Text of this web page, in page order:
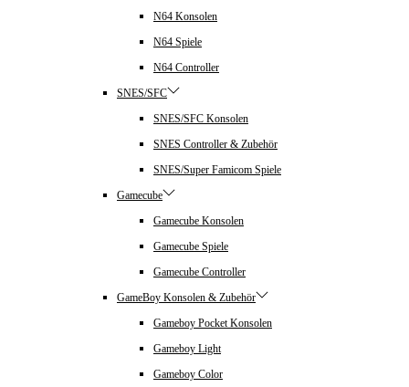
N64 Konsolen
N64 Spiele
N64 Controller
SNES/SFC
SNES/SFC Konsolen
SNES Controller & Zubehör
SNES/Super Famicom Spiele
Gamecube
Gamecube Konsolen
Gamecube Spiele
Gamecube Controller
GameBoy Konsolen & Zubehör
Gameboy Pocket Konsolen
Gameboy Light
Gameboy Color